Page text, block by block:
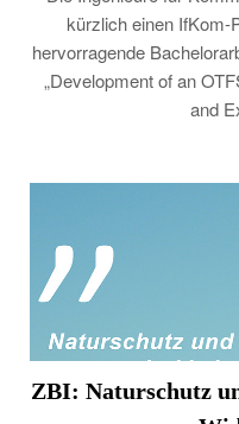
kürzlich einen IfKom-
hervorragende
„Development of an
and
ZBI: Naturschutz